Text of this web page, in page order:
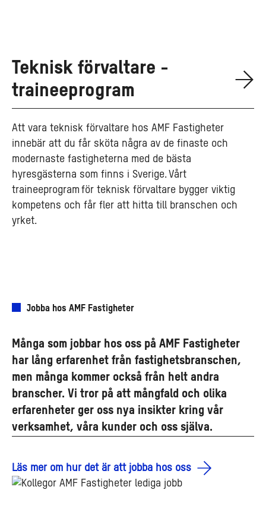
Teknisk förvaltare -
traineeprogram
Att vara teknisk förvaltare hos AMF Fastigheter
innebär att du får sköta några av de finaste och
modernaste fastigheterna med de bästa
hyresgästerna som finns i Sverige. Vårt
traineeprogram för teknisk förvaltare bygger viktig
kompetens och får fler att hitta till branschen och
yrket.
Jobba hos AMF Fastigheter
Många som jobbar hos oss på AMF Fastigheter
har lång erfarenhet från fastighetsbranschen,
men många kommer också från helt andra
branscher. Vi tror på att mångfald och olika
erfarenheter ger oss nya insikter kring vår
verksamhet, våra kunder och oss själva.
Läs mer om hur det är att jobba hos oss